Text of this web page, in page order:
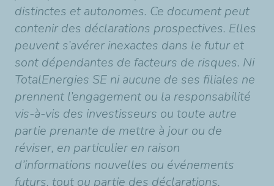
distinctes et autonomes. Ce document peut
contenir des déclarations prospectives. Elles
peuvent s’avérer inexactes dans le futur et
sont dépendantes de facteurs de risques. Ni
TotalEnergies SE ni aucune de ses filiales ne
prennent l’engagement ou la responsabilité
vis-à-vis des investisseurs ou toute autre
partie prenante de mettre à jour ou de
réviser, en particulier en raison
d’informations nouvelles ou événements
futurs, tout ou partie des déclarations,